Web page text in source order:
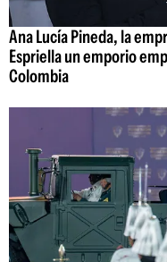
Ana Lucía Pineda, la
Espriella un emporio
Colombia